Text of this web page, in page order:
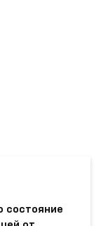
состояние